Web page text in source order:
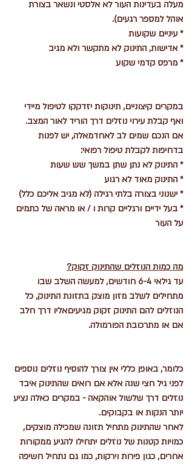
מעלה בעדינות העור לא אלסטי ונשאר בצורת
אוהל למספר רגעים).
* עיניים שקועות
* אדישות, התינוק לא מתקשר ולא מגיב
* מרפס קדמי שקוע
במקרים קיצוניים, תינוקות יזדקקו לטיפול מיידי
ואף קבלת עירוי נוזלים דרך הוריד לאור המצב.
אם הנכם שמים לב לאחדמאלה, יש לפנות
בדחיפות לקבלת טיפול רפואי:
* התינוק לא נתן שתן במשך שש שעות
* התינוק מאוד לא רגוע
* ישנוני בצורה בלתי רגילה (לא מגיב אליכם כלל)
* בעל ידיים ורגליים קרות ו / או מראה של כתמים
על העור
מה כמות הנוזלים שהתינוק זקוק?
עד גילאי 6-4 חודשים, למעשה השלב שבו
מתחילים לשלב מזון מוצק בתזונת התינוק, כל
הנוזלים להם התינוק זקוק מגיעיםאליו דרך חלב
אם או מתרכובת הפורמולה.
כלומר, באופן כללי אין צורך להוסיף נוזלים נוספים
לפני גיל חצי שנה אלא אם רואים שהתינוק איבד
נוזלים דרך שלשול אוהקאה - במקרים כאלה נציע
יותר הנקות או בקבוקים.
לאחר שהתינוק מתחיל תזונה שמכילה מוצקים,
כמויות קטנות של נוזלים יתחילו להגיע ממקורות
אחרים, כגון פירות וירקות, כמו גם נתחיל חשיפה